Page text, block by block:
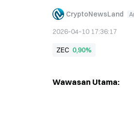
CryptoNewsLand
2026-04-10 17:36:17
ZEC 0,90%
Wawasan Utama: